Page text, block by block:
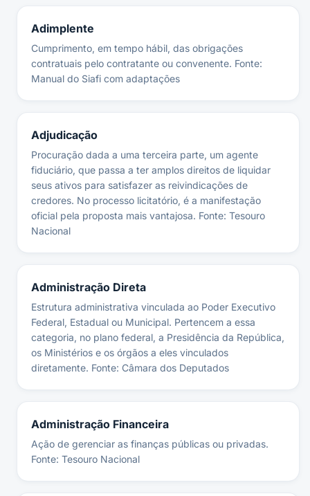
Adimplente
Cumprimento, em tempo hábil, das obrigações
contratuais pelo contratante ou convenente. Fonte:
Manual do Siafi com adaptações
Adjudicação
Procuração dada a uma terceira parte, um agente
fiduciário, que passa a ter amplos direitos de liquidar
seus ativos para satisfazer as reivindicações de
credores. No processo licitatório, é a manifestação
oficial pela proposta mais vantajosa. Fonte: Tesouro
Nacional
Administração Direta
Estrutura administrativa vinculada ao Poder Executivo
Federal, Estadual ou Municipal. Pertencem a essa
categoria, no plano federal, a Presidência da República,
os Ministérios e os órgãos a eles vinculados
diretamente. Fonte: Câmara dos Deputados
Administração Financeira
Ação de gerenciar as finanças públicas ou privadas.
Fonte: Tesouro Nacional